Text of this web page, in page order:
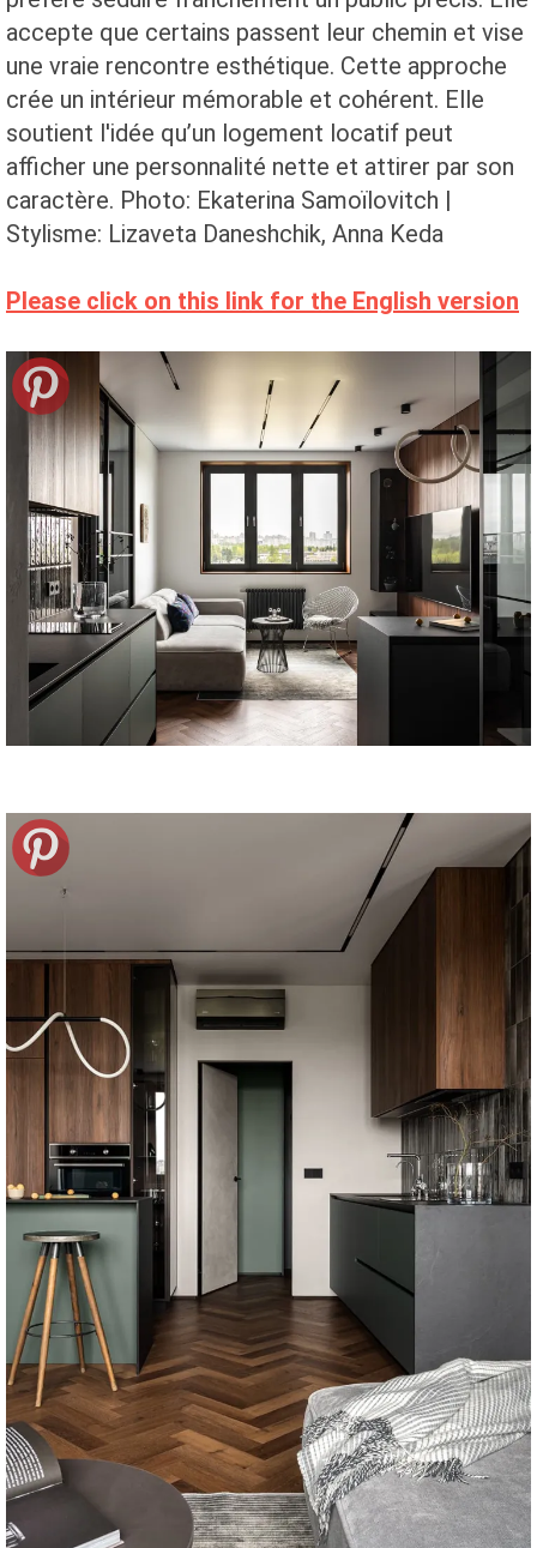
accepte que certains passent leur chemin et vise
une vraie rencontre esthétique. Cette approche
crée un intérieur mémorable et cohérent. Elle
soutient l'idée qu’un logement locatif peut
afficher une personnalité nette et attirer par son
caractère. Photo: Ekaterina Samoïlovitch |
Stylisme: Lizaveta Daneshchik, Anna Keda
Please click on this link for the English version